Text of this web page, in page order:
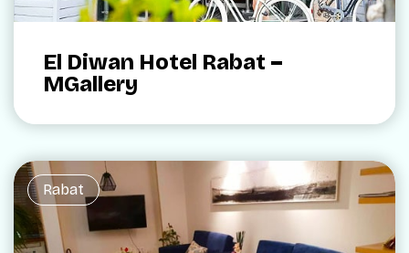
El Diwan Hotel Rabat –
MGallery
Rabat